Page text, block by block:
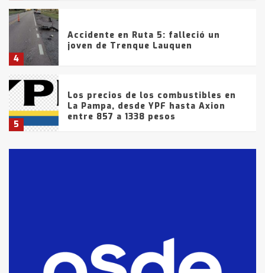
4
Accidente en Ruta 5: falleció un
joven de Trenque Lauquen
5
Los precios de los combustibles en
La Pampa, desde YPF hasta Axion
entre 857 a 1338 pesos
fueron detenidos por
comercialización de drogas en la
tarde del sábado